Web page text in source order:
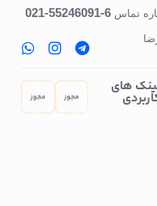
تماس 6-55246091-021
های